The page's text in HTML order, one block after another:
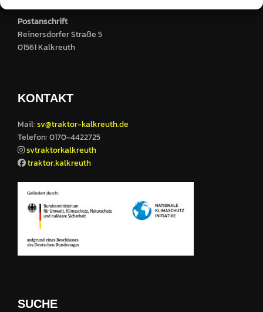
Postanschrift
Reinersdorfer Straße 5
01561 Kalkreuth
KONTAKT
Mail:sv@traktor-kalkreuth.de
Telefon: 0170-4422725
svtraktorkalkreuth
traktor.kalkreuth
SUCHE